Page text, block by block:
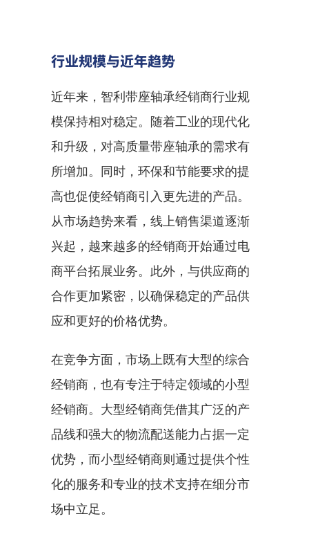
行业规模与近年趋势
近年来，智利带座轴承经销商行业规
模保持相对稳定。随着工业的现代化
和升级，对高质量带座轴承的需求有
所增加。同时，环保和节能要求的提
高也促使经销商引入更先进的产品。
从市场趋势来看，线上销售渠道逐渐
兴起，越来越多的经销商开始通过电
商平台拓展业务。此外，与供应商的
合作更加紧密，以确保稳定的产品供
应和更好的价格优势。
在竞争方面，市场上既有大型的综合
经销商，也有专注于特定领域的小型
经销商。大型经销商凭借其广泛的产
品线和强大的物流配送能力占据一定
优势，而小型经销商则通过提供个性
化的服务和专业的技术支持在细分市
场中立足。